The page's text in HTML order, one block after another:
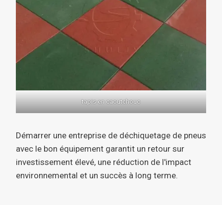
tapis en caoutchouc
Démarrer une entreprise de déchiquetage de pneus
avec le bon équipement garantit un retour sur
investissement élevé, une réduction de l'impact
environnemental et un succès à long terme.